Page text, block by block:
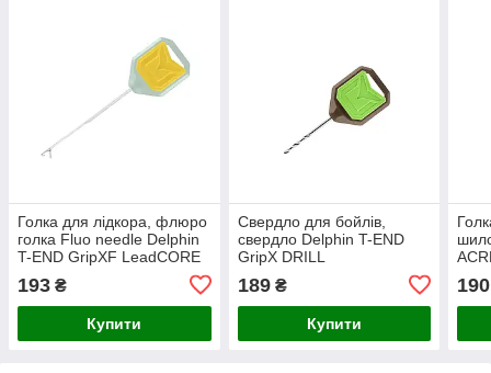
Голка для лідкора, флюро
голка Fluo needle Delphin
T-END GripXF LeadCORE
193 ₴
Купити
Свердло для бойлів,
свердло Delphin T-END
GripX DRILL
189₴
Купити
190